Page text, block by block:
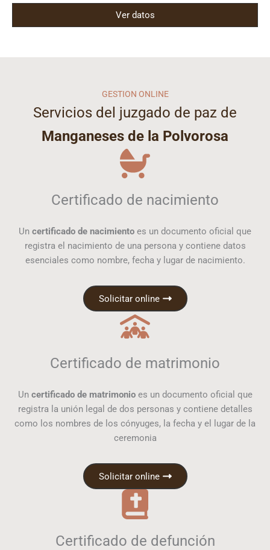
Ver datos
GESTION ONLINE
Servicios del juzgado de paz de
Manganeses de la Polvorosa
Certificado de nacimiento
Un certificado de nacimiento es un documento oficial que
registra el nacimiento de una persona y contiene datos
esenciales como nombre, fecha y lugar de nacimiento.
Solicitar online
Certificado de matrimonio
Un certificado de matrimonioes un documento oficial que
registra la unión legal de dos personas y contiene detalles
como los nombres de los cónyuges, la fecha y el lugar de la
ceremonia
Solicitar online
Certificado de defunción